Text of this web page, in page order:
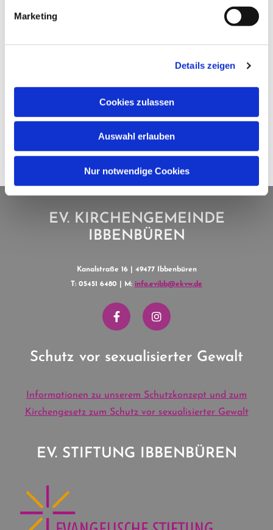
Marketing
Details zeigen
Cookies zulassen
Auswahl erlauben
Nur notwendige Cookies
EV. KIRCHENGEMEINDE
IBBENBÜREN
Kanalstraße 16 | 49477 Ibbenbüren
T: 05451 6480 | M: info.evibb@ekvw.de
Schutz vor sexualisierter Gewalt
Informationen zu unserem Schutzkonzept und zum
Kirchengesetz zum Schutz vor sexualisierter Gewalt
EV. STIFTUNG IBBENBÜREN